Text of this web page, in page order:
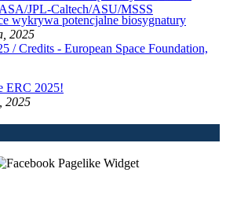
wykrywa potencjalne biosygnatury
2025
ERC 2025!
2025